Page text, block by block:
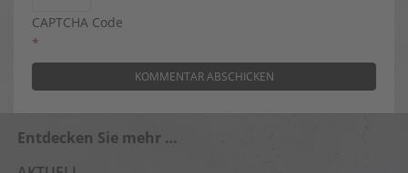
CAPTCHA Code
*
Entdecken Sie mehr …